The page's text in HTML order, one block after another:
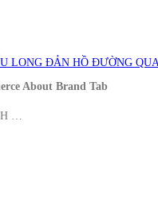
LONG ĐẢN HỒ ĐƯỜNG
About Brand Tab
…